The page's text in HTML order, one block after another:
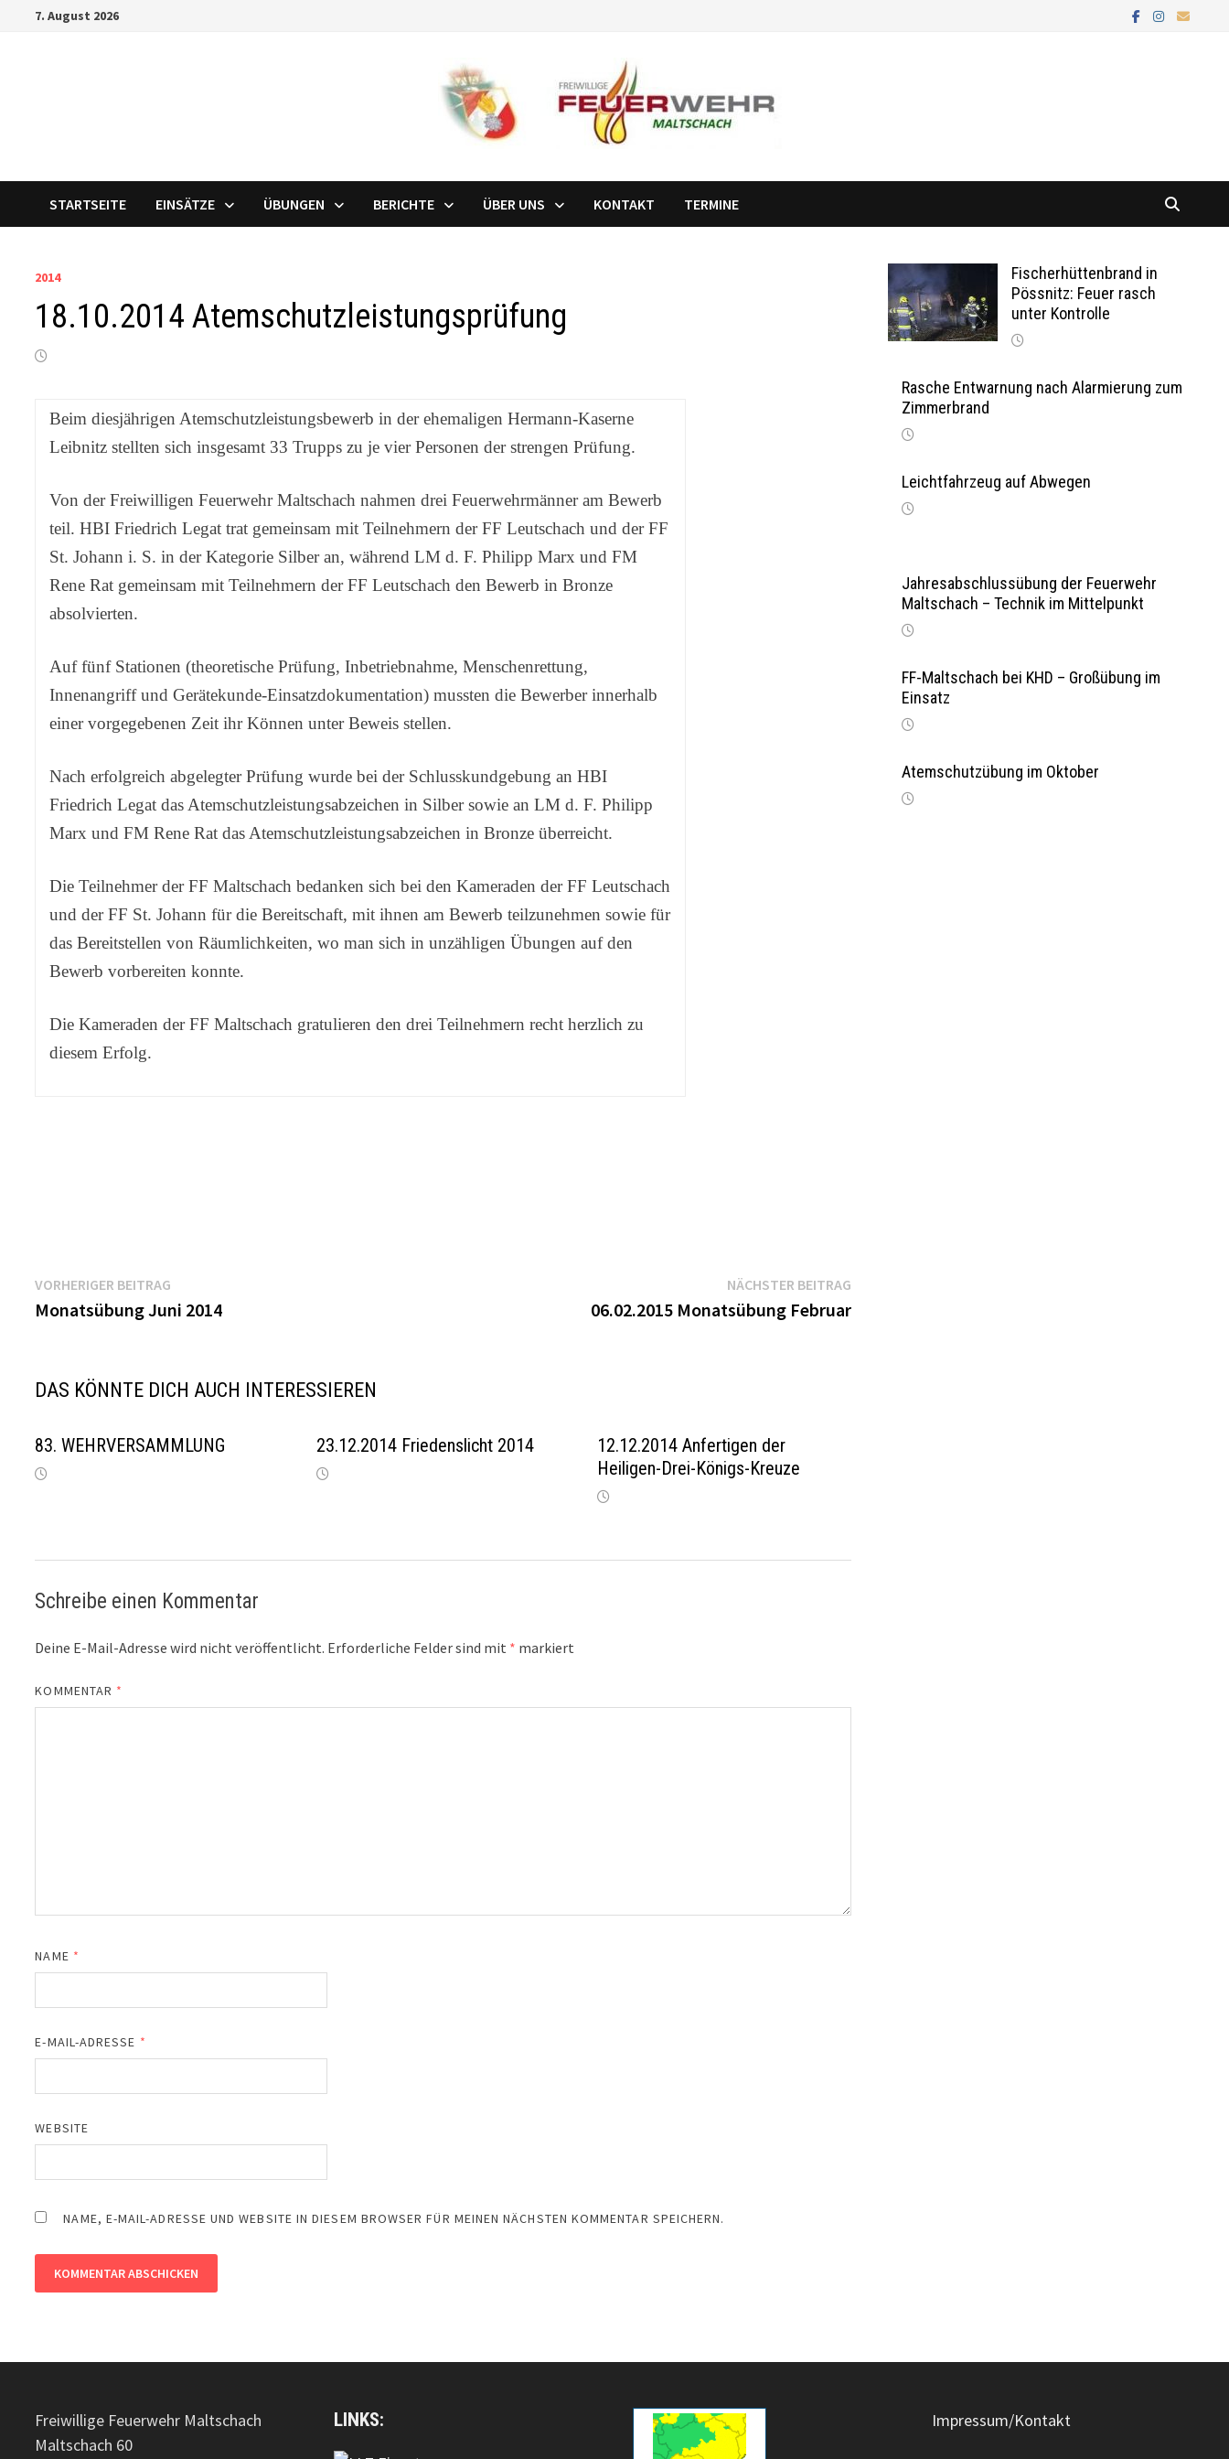
7. August 2026
STARTSEITE EINSÄTZE ÜBUNGEN BERICHTE ÜBER UNS KONTAKT TERMINE
2014
18.10.2014 Atemschutzleistungsprüfung
Beim diesjährigen Atemschutzleistungsbewerb in der ehemaligen Hermann-Kaserne
Leibnitz stellten sich insgesamt 33 Trupps zu je vier Personen der strengen Prüfung.
Von der Freiwilligen Feuerwehr Maltschach nahmen drei Feuerwehrmänner am Bewerb
teil. HBI Friedrich Legat trat gemeinsam mit Teilnehmern der FF Leutschach und der FF
St. Johann i. S. in der Kategorie Silber an, während LM d. F. Philipp Marx und FM
Rene Rat gemeinsam mit Teilnehmern der FF Leutschach den Bewerb in Bronze
absolvierten.
Auf fünf Stationen (theoretische Prüfung, Inbetriebnahme, Menschenrettung,
Innenangriff und Gerätekunde-Einsatzdokumentation) mussten die Bewerber innerhalb
einer vorgegebenen Zeit ihr Können unter Beweis stellen.
Nach erfolgreich abgelegter Prüfung wurde bei der Schlusskundgebung an HBI
Friedrich Legat das Atemschutzleistungsabzeichen in Silber sowie an LM d. F. Philipp
Marx und FM Rene Rat das Atemschutzleistungsabzeichen in Bronze überreicht.
Die Teilnehmer der FF Maltschach bedanken sich bei den Kameraden der FF Leutschach
und der FF St. Johann für die Bereitschaft, mit ihnen am Bewerb teilzunehmen sowie für
das Bereitstellen von Räumlichkeiten, wo man sich in unzähligen Übungen auf den
Bewerb vorbereiten konnte.
Die Kameraden der FF Maltschach gratulieren den drei Teilnehmern recht herzlich zu
diesem Erfolg.
Beitragsnavigation
VORHERIGER BEITRAG
Beitrag:
Monatsübung Juni 2014
NÄCHSTER BEITRAGNächster
Beitrag:
06.02.2015 Monatsübung Februar
DAS KÖNNTE DICH AUCH INTERESSIEREN
83. WEHRVERSAMMLUNG 23.12.2014 Friedenslicht 2014
12.12.2014 Anfertigen der
Heiligen-Drei-Königs-Kreuze
Schreibe einen Kommentar
Deine E-Mail-Adresse wird nicht veröffentlicht. Erforderliche Felder sind mit * markiert
KOMMENTAR *
NAME *
E-MAIL-ADRESSE *
WEBSITE
NAME, E-MAIL-ADRESSE UND WEBSITE IN DIESEM BROWSER FÜR MEINEN NÄCHSTEN KOMMENTAR SPEICHERN.
Fischerhüttenbrand in
Pössnitz: Feuer rasch
unter Kontrolle
Rasche Entwarnung nach Alarmierung zum
Zimmerbrand
Leichtfahrzeug auf Abwegen
Jahresabschlussübung der Feuerwehr
Maltschach – Technik im Mittelpunkt
FF-Maltschach bei KHD – Großübung im
Einsatz
Atemschutzübung im Oktober
Freiwillige Feuerwehr Maltschach
Maltschach 60
LINKS: Impressum/Kontakt